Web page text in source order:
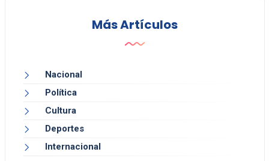
Más Artículos
Nacional
Política
Cultura
Deportes
Internacional